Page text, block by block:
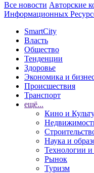
Все новости Авторские
Информационных
SmartCity
Власть
Общество
Тенденции
Здоровье
Экономика и
Происшествия
Транспорт
ещё...
Кино и
Наука и
Технологии и
Рынок
Туризм